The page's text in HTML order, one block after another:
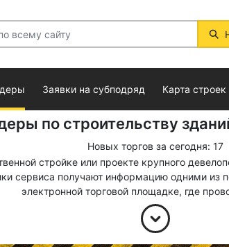
Заявки на субподряд Карта строек
по строительству
Новых торгов за сегодня: 17
стройке или проекте крупного
сервиса получают информацию одними из
электронной торговой площадке, где